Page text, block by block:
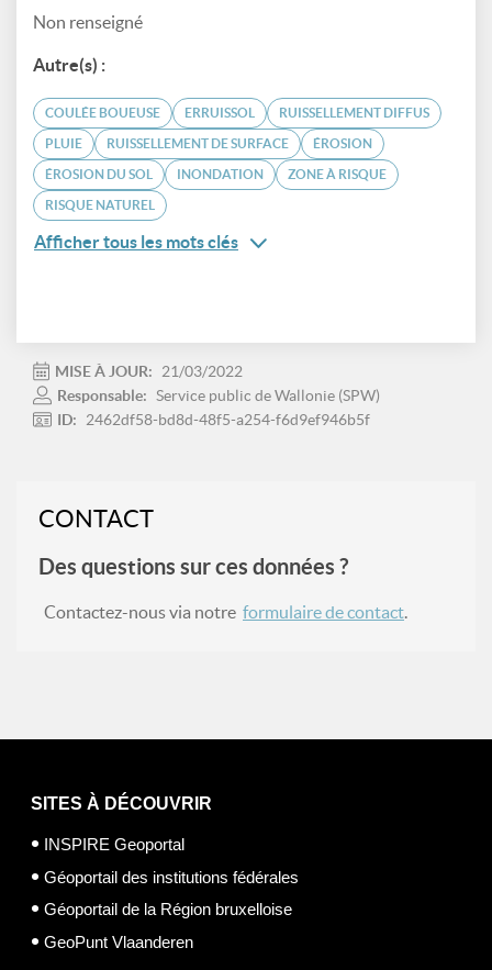
Non renseigné
Autre(s) :
COULÉE BOUEUSE ERRUISSOL RUISSELLEMENT DIFFUS
PLUIE RUISSELLEMENT DE SURFACE ÉROSION
ÉROSION DU SOL INONDATION ZONE À RISQUE
RISQUE NATUREL
Afficher tous les mots clés
MISE À JOUR:
21/03/2022
Responsable: Service public de Wallonie (SPW)
ID:
2462df58-bd8d-48f5-a254-f6d9ef946b5f
CONTACT
Des questions sur ces données ?
Contactez-nous via notre formulaire de contact.
SITES À DÉCOUVRIR
INSPIRE Geoportal
Géoportail des institutions fédérales
Géoportail de la Région bruxelloise
GeoPunt Vlaanderen